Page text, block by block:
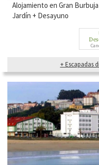
Alojamiento en Gran
Jardín + Desayuno
+ Escapadas